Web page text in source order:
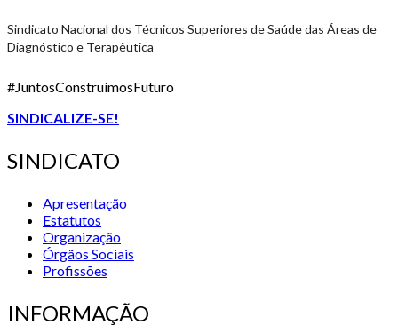
Sindicato Nacional dos Técnicos Superiores de Saúde das Áreas de
Diagnóstico e Terapêutica
#JuntosConstruímosFuturo
SINDICALIZE-SE!
SINDICATO
Apresentação
Estatutos
Organização
Órgãos Sociais
Profissões
INFORMAÇÃO